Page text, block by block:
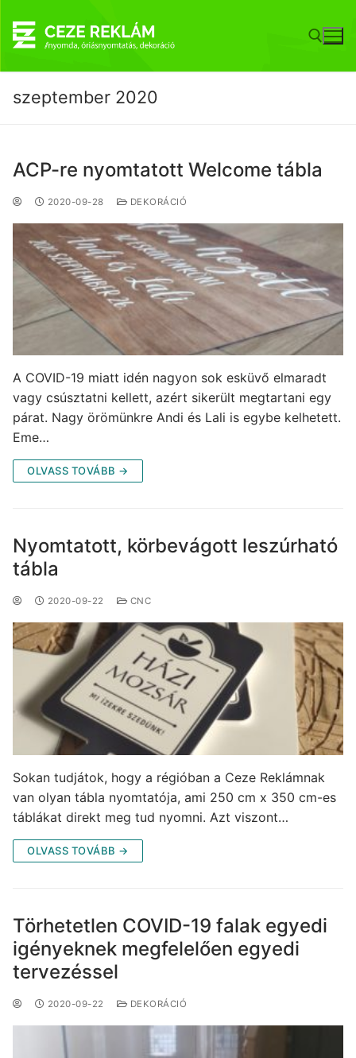
szeptember 2020
ACP-re nyomtatott Welcome tábla
2020-09-28 DEKORÁCIÓ
A COVID-19 miatt idén nagyon sok esküvő elmaradt
vagy csúsztatni kellett, azért sikerült megtartani egy
párat. Nagy örömünkre Andi és Lali is egybe kelhetett.
Eme…
OLVASS TOVÁBB →
Nyomtatott, körbevágott leszúrható
tábla
2020-09-22 CNC
Sokan tudjátok, hogy a régióban a Ceze Reklámnak
van olyan tábla nyomtatója, ami 250 cm x 350 cm-es
táblákat direkt meg tud nyomni. Azt viszont…
OLVASS TOVÁBB →
Törhetetlen COVID-19 falak egyedi
igényeknek megfelelően egyedi
tervezéssel
2020-09-22 DEKORÁCIÓ